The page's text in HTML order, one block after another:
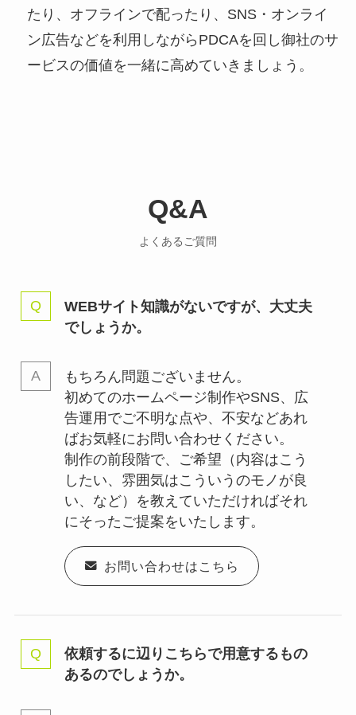
たり、オフラインで配ったり、SNS・オンライ
ン広告などを利用しながらPDCAを回し御社のサ
ービスの価値を一緒に高めていきましょう。
Q&A
よくあるご質問
WEBサイト知識がないですが、大丈夫
でしょうか。
もちろん問題ございません。
初めてのホームページ制作やSNS、広
告運用でご不明な点や、不安などあれ
ばお気軽にお問い合わせください。
制作の前段階で、ご希望（内容はこう
したい、雰囲気はこういうのモノが良
い、など）を教えていただければそれ
にそったご提案をいたします。
お問い合わせはこちら
依頼するに辺りこちらで用意するもの
あるのでしょうか。